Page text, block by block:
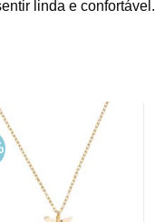
linda e confortável.